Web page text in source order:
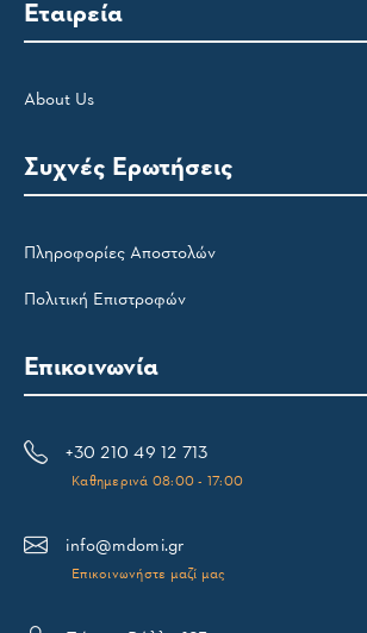
Εταιρεία
About Us
Συχνές Ερωτήσεις
Πληροφορίες Αποστολών
Πολιτική Επιστροφών
Επικοινωνία
+30 210 49 12 713
Καθημερινά 08:00 - 17:00
info@mdomi.gr
Επικοινωνήστε μαζί μας